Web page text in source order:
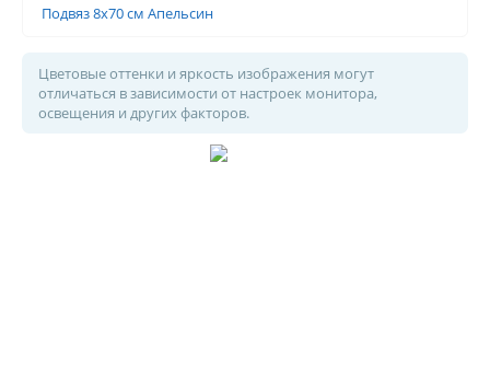
Подвяз 8х70 см Апельсин
Цветовые оттенки и яркость изображения могут
отличаться в зависимости от настроек монитора,
освещения и других факторов.